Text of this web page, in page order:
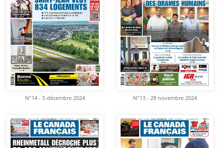
N°14 - 5 décembre 2024 N°13 - 28 novembre 2024